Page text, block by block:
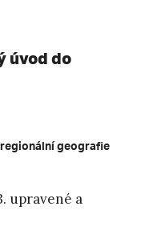
úvod do
geografie
upravené a